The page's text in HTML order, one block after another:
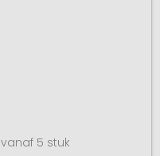
vanaf 5 stuk